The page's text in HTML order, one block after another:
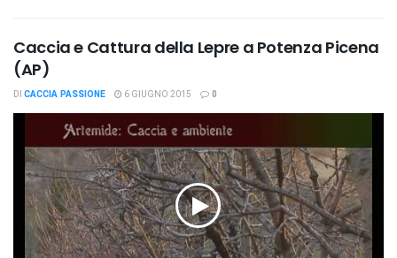
Caccia e Cattura della Lepre a Potenza Picena
(AP)
DI CACCIA PASSIONE 6 GIUGNO 2015 0